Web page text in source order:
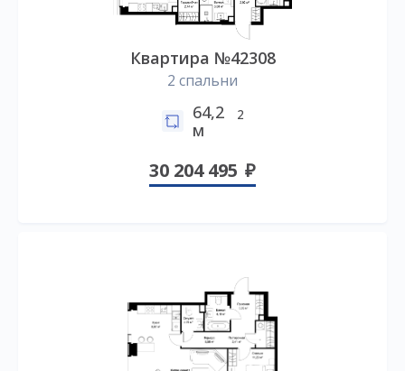
Квартира №42308
2 спальни
64,2
м
2
30 204 495